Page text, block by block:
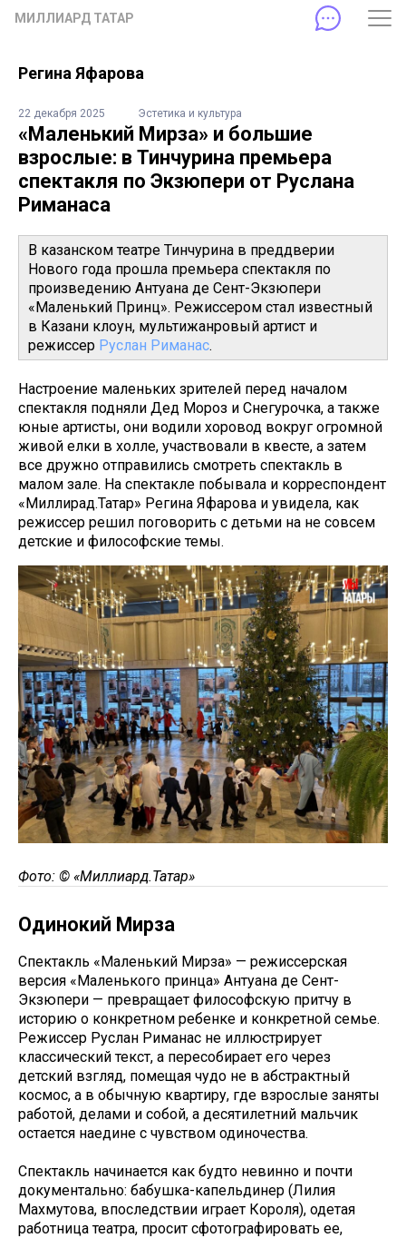
МИЛЛИАРД ТАТАР
Регина Яфарова
22 декабря 2025 Эстетика и культура
«Маленький Мирза» и большие
взрослые: в Тинчурина премьера
спектакля по Экзюпери от Руслана
Риманаса
В казанском театре Тинчурина в преддверии
Нового года прошла премьера спектакля по
произведению Антуана де Сент-Экзюпери
«Маленький Принц». Режиссером стал известный
в Казани клоун, мультижанровый артист и
режиссер Руслан Риманас.
Настроение маленьких зрителей перед началом
спектакля подняли Дед Мороз и Снегурочка, а также
юные артисты, они водили хоровод вокруг огромной
живой елки в холле, участвовали в квесте, а затем
все дружно отправились смотреть спектакль в
малом зале. На спектакле побывала и корреспондент
«Миллирад.Татар» Регина Яфарова и увидела, как
режиссер решил поговорить с детьми на не совсем
детские и философские темы.
Фото: © «Миллиард.Татар»
Одинокий Мирза
Спектакль «Маленький Мирза» — режиссерская
версия «Маленького принца» Антуана де Сент-
Экзюпери — превращает философскую притчу в
историю о конкретном ребенке и конкретной семье.
Режиссер Руслан Риманас не иллюстрирует
классический текст, а пересобирает его через
детский взгляд, помещая чудо не в абстрактный
космос, а в обычную квартиру, где взрослые заняты
работой, делами и собой, а десятилетний мальчик
остается наедине с чувством одиночества.
Спектакль начинается как будто невинно и почти
документально: бабушка-капельдинер (Лилия
Махмутова, впоследствии играет Короля), одетая
работница театра, просит сфотографировать ее,